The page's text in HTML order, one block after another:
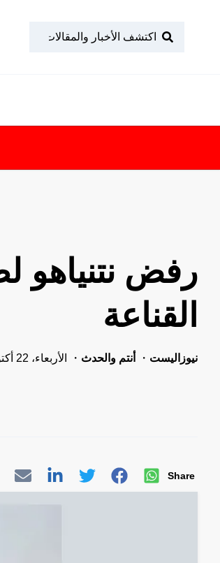
رفض نتنياهو
القناعة
نيوزاليست أنتم والحدث الأربعاء، 22 أكتوبر 2025
Share